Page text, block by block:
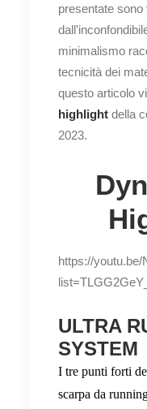
presentate
minimalismo
tecnicità dei
questo articolo
highlight della
2023.
https://
ULTRA
SYSTEM
I tre punti forti
scarpa da